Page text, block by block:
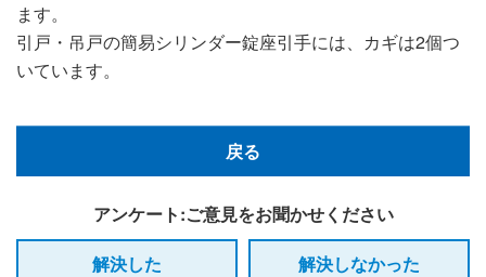
ます。
引戸・吊戸の簡易シリンダー錠座引手には、カギは2個つ
いています。
戻る
アンケート:ご意見をお聞かせください
解決した
解決しなかった